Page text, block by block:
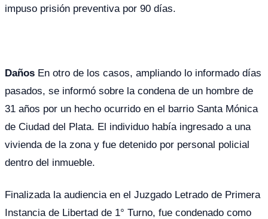
impuso prisión preventiva por 90 días.
Daños En otro de los casos, ampliando lo informado días
pasados, se informó sobre la condena de un hombre de
31 años por un hecho ocurrido en el barrio Santa Mónica
de Ciudad del Plata. El individuo había ingresado a una
vivienda de la zona y fue detenido por personal policial
dentro del inmueble.
Finalizada la audiencia en el Juzgado Letrado de Primera
Instancia de Libertad de 1° Turno, fue condenado como